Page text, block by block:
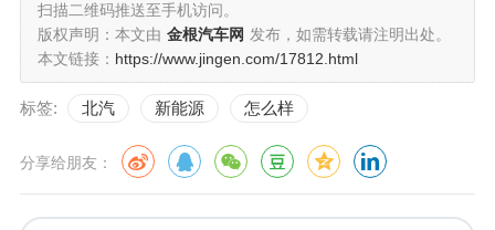
扫描二维码推送至手机访问。
版权声明：本文由 金根汽车网 发布，如需转载请注明出处。
本文链接： https://www.jingen.com/17812.html
标签: 北汽 新能源 怎么样
分享给朋友：